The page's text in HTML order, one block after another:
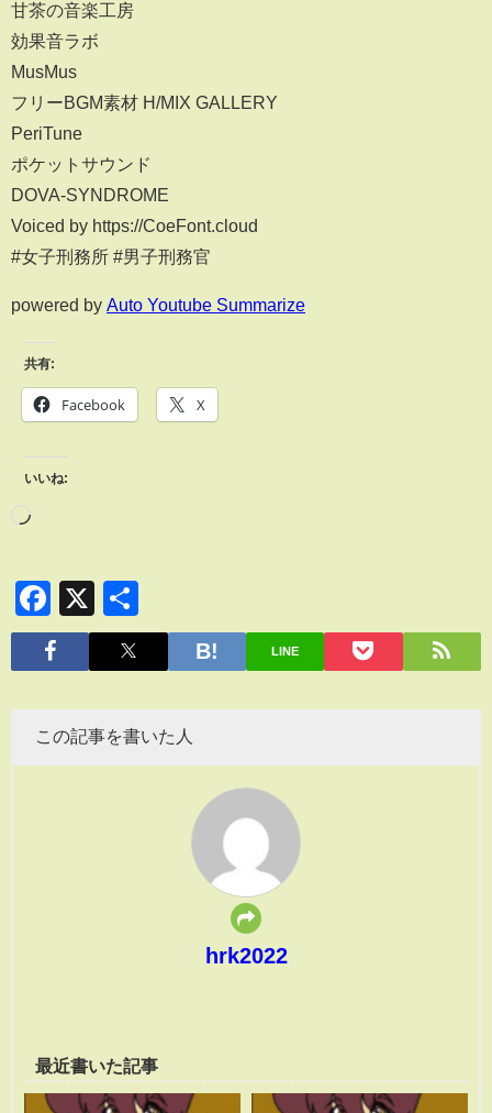
甘茶の音楽工房
効果音ラボ
MusMus
フリーBGM素材 H/MIX GALLERY
PeriTune
ポケットサウンド
DOVA-SYNDROME
Voiced by https://CoeFont.cloud
#女子刑務所 #男子刑務官
powered by Auto Youtube Summarize
共有:
Facebook X
いいね:
Facebook
X
有
LINE
この記事を書いた人
hrk2022
最近書いた記事